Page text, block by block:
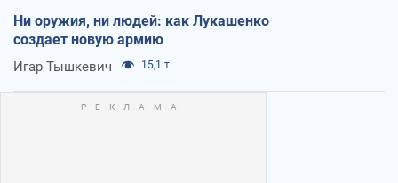
Ни оружия, ни людей: как Лукашенко
создает новую армию
Игар Тышкевич 15,1 т.